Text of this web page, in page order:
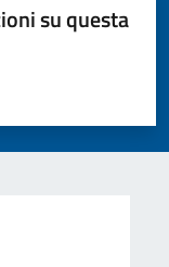
su questa